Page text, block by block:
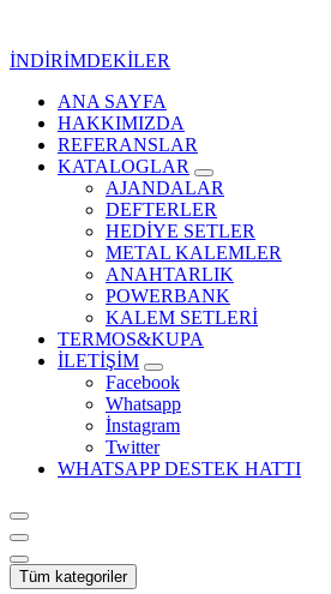
İNDİRİMDEKİLER
Kurumsal Promosyon-Hediyelik
ANA SAYFA
HAKKIMIZDA
REFERANSLAR
KATALOGLAR
AJANDALAR
DEFTERLER
HEDİYE SETLER
METAL KALEMLER
ANAHTARLIK
POWERBANK
KALEM SETLERİ
TERMOS&KUPA
İLETİŞİM
Facebook
Whatsapp
İnstagram
Twitter
WHATSAPP DESTEK HATTI
Tüm kategoriler